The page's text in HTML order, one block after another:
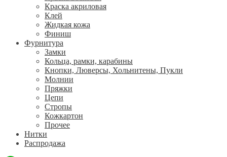
Краска акриловая
Клей
Жидкая кожа
Финиш
Фурнитура
Замки
Кольца, рамки, карабины
Кнопки, Люверсы, Хольнитены, Пукли
Молнии
Пряжки
Цепи
Стропы
Кожкартон
Прочее
Нитки
Распродажа